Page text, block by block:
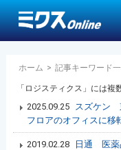
ホーム > 記事キーワード
「ロジスティクス」には複
2025.09.25
スズケン
フロアのオフィスに移
2019.02.28 日通 医薬